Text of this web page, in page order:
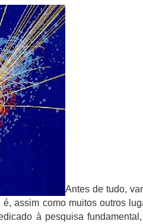
Antes de tudo,
é, assim como muitos outros
à pesquisa